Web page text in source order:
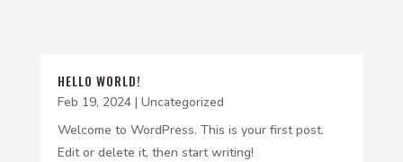
HELLO WORLD!
Feb 19, 2024| Uncategorized
Welcome to WordPress. This is your first post.
Edit or delete it, then start writing!